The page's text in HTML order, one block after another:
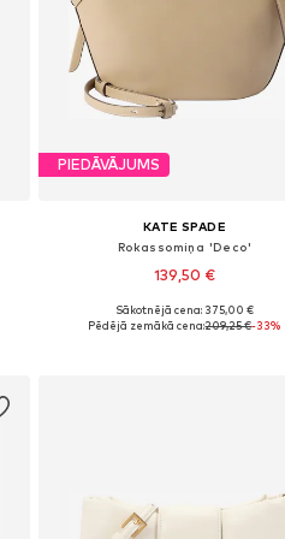
PIEDĀVĀJUMS
KATE SPADE
Rokassomiņa 'Deco'
139,50 €
Pieejamie izmēri: One Size
Sākotnējā cena: 375,00 €
Pēdējā zemākā cena:209,25 €-33%